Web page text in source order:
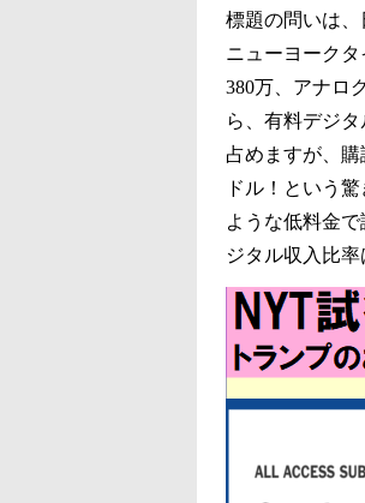
標題の問いは、
ニューヨーク
380万、アナロ
ら、有料デジ
占めますが、
ドル！という
ような低料金
ジタル収入比率